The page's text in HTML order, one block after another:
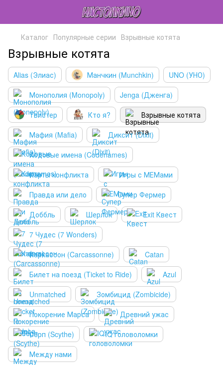
Каталог Популярные серии Взрывные котята
Взрывные котята
Alias (Элиас) Манчкин (Munchkin)
UNO (УНО)
Монополия (Monopoly)
Jenga (Дженга)
Твистер
Кто я?
Взрывные котята
Мафия (Mafia)
Диксит (Dixit)
Кодовые имена (Codenames)
Карты конфликта
Игры с МЕМами
Правда или дело
Супер Фермер
Доббль
Шерлок
Exit Квест
7 Чудес (7 Wonders)
Каркассон (Carcassonne)
Catan
Билет на поезд (Ticket to Ride)
Azul
Unmatched
Зомбицид (Zombicide)
Покорение Марса
Древний ужас
Серп (Scythe)
IQ головоломки
Между нами